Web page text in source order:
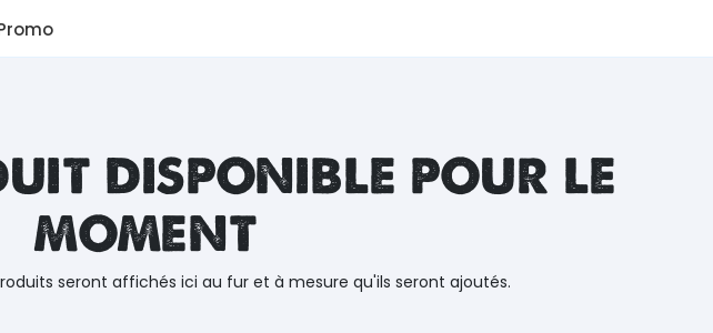
disponible pour le
moment
seront affichés ici au fur et à mesure qu'ils seront ajoutés.